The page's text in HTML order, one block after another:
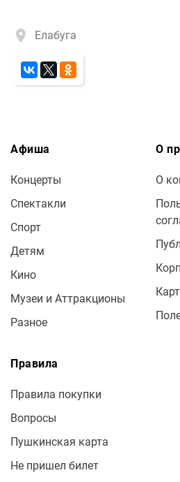
Елабуга
Афиша
Концерты
Спектакли
Спорт
Детям
Кино
Музеи и Аттракционы
Разное
О
О
Правила
Правила покупки
Вопросы
Пушкинская карта
Не пришел билет